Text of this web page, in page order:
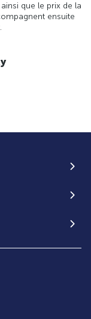
que le prix de la
ensuite